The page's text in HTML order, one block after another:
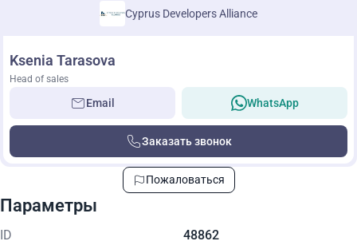
Cyprus Developers Alliance
Ksenia Tarasova
Head of sales
Email WhatsApp
Заказать звонок
Пожаловаться
Параметры
ID 48862